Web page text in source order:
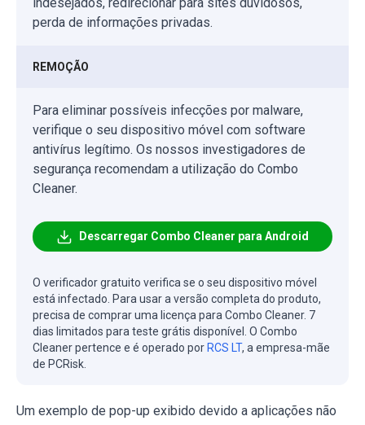
indesejados, redirecionar para sites duvidosos,
perda de informações privadas.
REMOÇÃO
Para eliminar possíveis infecções por malware,
verifique o seu dispositivo móvel com software
antivírus legítimo. Os nossos investigadores de
segurança recomendam a utilização do Combo
Cleaner.
Descarregar Combo Cleaner para Android
O verificador gratuito verifica se o seu dispositivo móvel
está infectado. Para usar a versão completa do produto,
precisa de comprar uma licença para Combo Cleaner. 7
dias limitados para teste grátis disponível. O Combo
Cleaner pertence e é operado por RCS LT, a empresa-mãe
de PCRisk.
Um exemplo de pop-up exibido devido a aplicações não